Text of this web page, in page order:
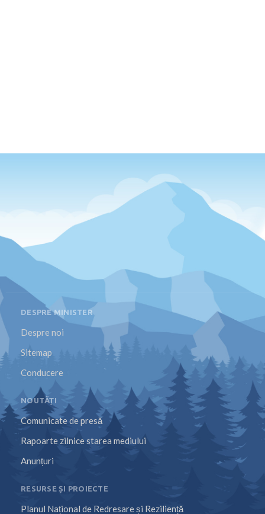
DESPRE MINISTER
Despre noi
Sitemap
Conducere
NOUTĂȚI
Comunicate de presă
Rapoarte zilnice starea mediului
Anunțuri
RESURSE ȘI PROIECTE
Planul Național de Redresare și Reziliență